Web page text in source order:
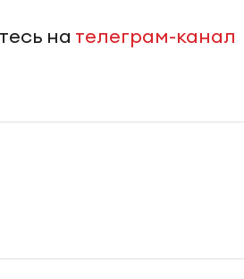
на телеграм-канал